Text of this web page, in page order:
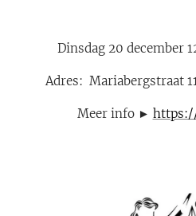
Dinsdag 20 december
Adres: Mariabergstraat
Meer info ►